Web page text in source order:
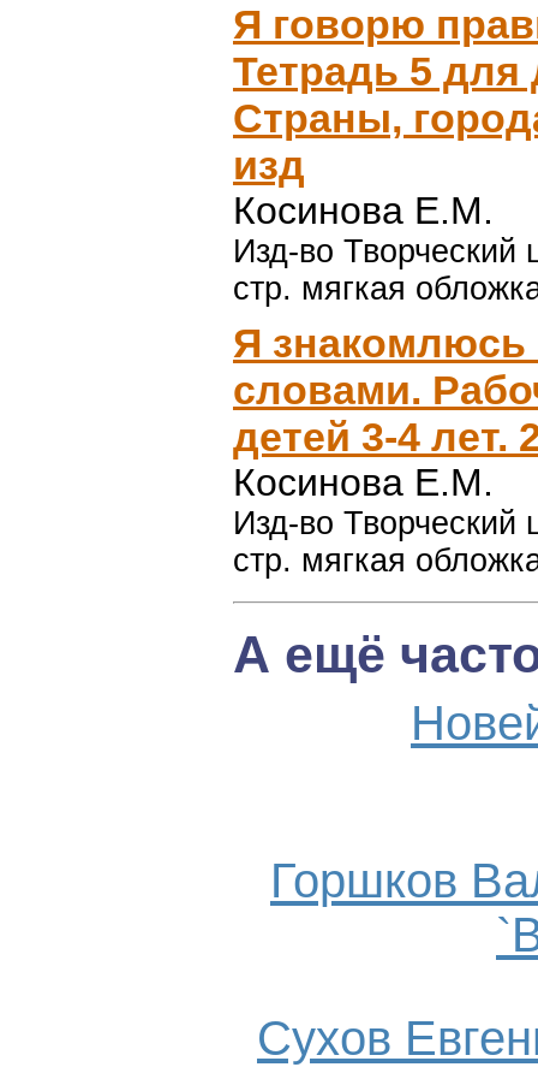
Я говорю
Тетрадь 5 для
Страны,
изд
Косинова Е.М.
Изд-во Творческий
стр. мягкая
Я знакомлюсь
словами.
детей 3-4 лет.
Косинова Е.М.
Изд-во Творческий
стр. мягкая
А ещё
Горшков
Сухов